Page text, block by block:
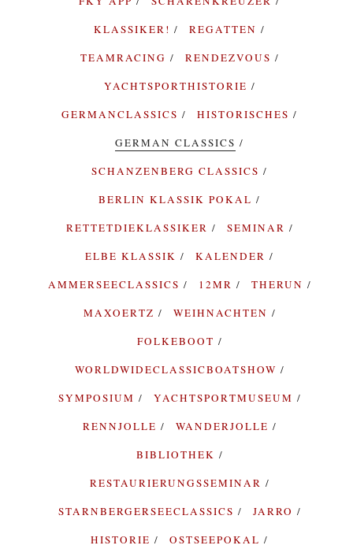
KLASSIKER!
REGATTEN
TEAMRACING
RENDEZVOUS
YACHTSPORTHISTORIE
GERMANCLASSICS
HISTORISCHES
GERMAN CLASSICS
SCHANZENBERG CLASSICS
BERLIN KLASSIK POKAL
RETTETDIEKLASSIKER
SEMINAR
ELBE KLASSIK
KALENDER
AMMERSEECLASSICS
12MR
THERUN
MAXOERTZ
WEIHNACHTEN
FOLKEBOOT
WORLDWIDECLASSICBOATSHOW
SYMPOSIUM
YACHTSPORTMUSEUM
RENNJOLLE
WANDERJOLLE
BIBLIOTHEK
RESTAURIERUNGSSEMINAR
STARNBERGERSEECLASSICS
JARRO
HISTORIE
OSTSEEPOKAL